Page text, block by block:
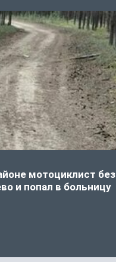
мотоциклист без
и попал в больницу